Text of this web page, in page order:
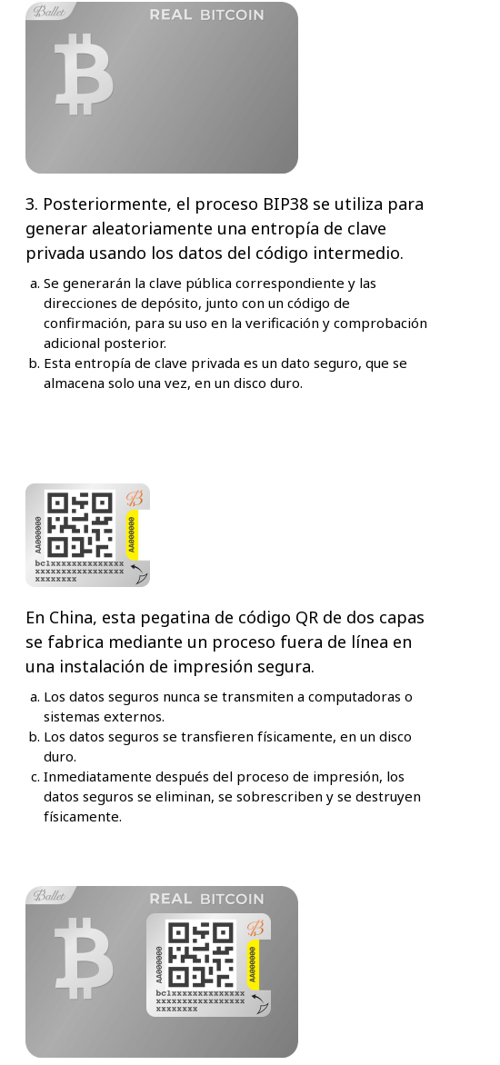
3. Posteriormente, el proceso BIP38 se utiliza para
generar aleatoriamente una entropía de clave
privada usando los datos del código intermedio.
Se generarán la clave pública correspondiente y las
direcciones de depósito, junto con un código de
confirmación, para su uso en la verificación y comprobación
adicional posterior.
Esta entropía de clave privada es un dato seguro, que se
almacena solo una vez, en un disco duro.
En China, esta pegatina de código QR de dos capas
se fabrica mediante un proceso fuera de línea en
una instalación de impresión segura.
Los datos seguros nunca se transmiten a computadoras o
sistemas externos.
Los datos seguros se transfieren físicamente, en un disco
duro.
Inmediatamente después del proceso de impresión, los
datos seguros se eliminan, se sobrescriben y se destruyen
físicamente.